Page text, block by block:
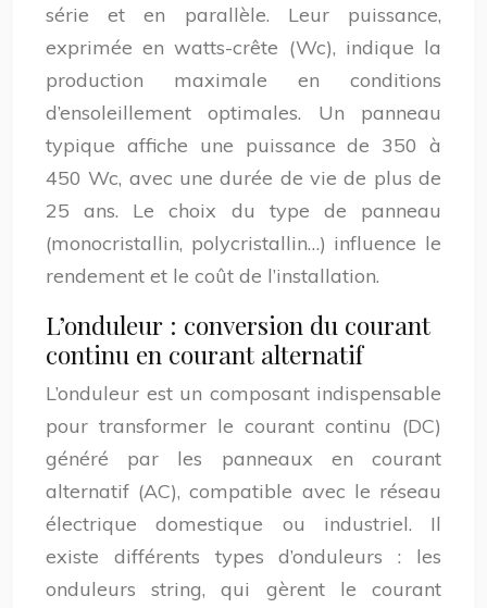
série et en parallèle. Leur puissance,
exprimée en watts-crête (Wc), indique la
production maximale en conditions
d’ensoleillement optimales. Un panneau
typique affiche une puissance de 350 à
450 Wc, avec une durée de vie de plus de
25 ans. Le choix du type de panneau
(monocristallin, polycristallin…) influence le
rendement et le coût de l’installation.
L’onduleur : conversion du courant
continu en courant alternatif
L’onduleur est un composant indispensable
pour transformer le courant continu (DC)
généré par les panneaux en courant
alternatif (AC), compatible avec le réseau
électrique domestique ou industriel. Il
existe différents types d’onduleurs : les
onduleurs string, qui gèrent le courant